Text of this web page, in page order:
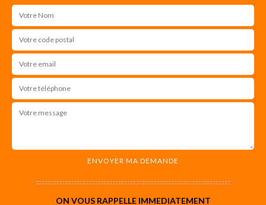
ON VOUS RAPPELLE IMMEDIATEMENT